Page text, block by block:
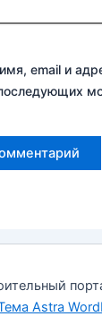
email и
Astra